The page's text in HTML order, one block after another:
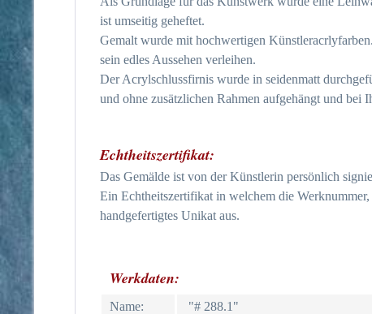
ist umseitig geheftet.
Gemalt wurde mit hochwertigen
sein edles Aussehen verleihen.
Der Acrylschlussfirnis wurde in seidenmatt
und ohne zusätzlichen Rahmen aufgehängt und bei
Echtheitszertifikat:
Das Gemälde ist von der Künstlerin persönlich
Ein Echtheitszertifikat in welchem die
handgefertigtes Unikat aus.
Werkdaten:
Name: "# 288.1"